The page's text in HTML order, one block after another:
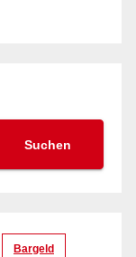
Suchen
Bargeld